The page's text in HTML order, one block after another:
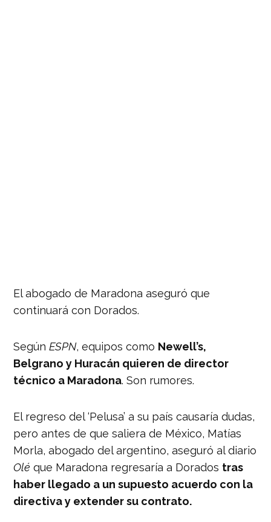
El abogado de Maradona aseguró que
continuará con Dorados.
SegúnESPN, equipos como Newell’s,
Belgrano y Huracán quieren de director
técnico a Maradona. Son rumores.
El regreso del ‘Pelusa’ a su país causaría dudas,
pero antes de que saliera de México, Matías
Morla, abogado del argentino, aseguró al diario
Olé que Maradona regresaría a Dorados tras
haber llegado a un supuesto acuerdo con la
directiva y extender su contrato.